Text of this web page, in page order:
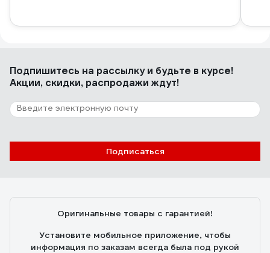
Подпишитесь на рассылкуи будьте в курсе!
Акции, скидки, распродажи ждут!
Подписаться
Оригинальные товары с гарантией!
Установите мобильное приложение, чтобы
информация по заказам всегда была под рукой